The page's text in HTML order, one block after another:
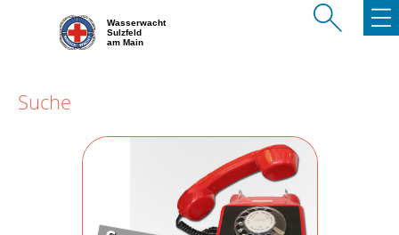
Wasserwacht
Sulzfeld
am Main
Suche